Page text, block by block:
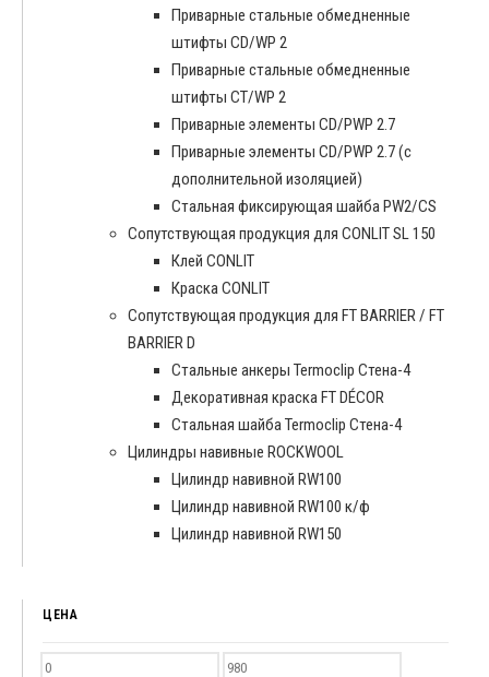
Приварные стальные обмедненные
штифты CD/WP 2
Приварные стальные обмедненные
штифты CT/WP 2
Приварные элементы CD/PWP 2.7
Приварные элементы CD/PWP 2.7 (с
дополнительной изоляцией)
Стальная фиксирующая шайба PW2/CS
Сопутствующая продукция для CONLIT SL 150
Клей CONLIT
Краска CONLIT
Сопутствующая продукция для FT BARRIER / FT
BARRIER D
Cтальные анкеры Termoclip Стена-4
Декоративная краска FT DÉCOR
Стальная шайба Termoclip Стена-4
Цилиндры навивные ROCKWOOL
Цилиндр навивной RW100
Цилиндр навивной RW100 к/ф
Цилиндр навивной RW150
ЦЕНА